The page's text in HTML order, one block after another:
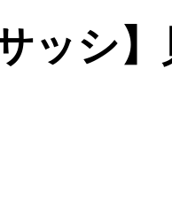
ッシ